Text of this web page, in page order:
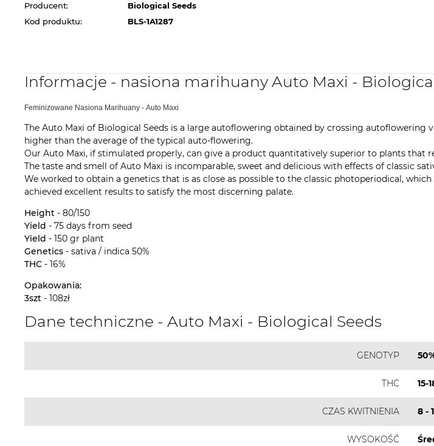
Producent:
Biological Seeds
Kod produktu:
BLS-1A1287
Informacje - nasiona marihuany Auto Maxi -
Feminizowane Nasiona Marihuany - Auto Maxi
The Auto Maxi of Biological Seeds is a large autoflowering obtained by crossing autoflowering
higher than the average of the typical auto-flowering.
Our Auto Maxi, if stimulated properly, can give a product quantitatively superior to plants that
The taste and smell of Auto Maxi is incomparable, sweet and delicious with effects of classic
We worked to obtain a genetics that is as close as possible to the classic photoperiodical,
achieved excellent results to satisfy the most discerning palate.
Height - 80/150
Yield - 75 days from seed
Yield - 150 gr plant
Genetics - sativa / indica 50%
THC - 16%
Opakowania:
3szt - 108zł
Dane techniczne - Auto Maxi - Biological Seeds
GENOTYP
THC 15-
CZAS KWITNIENIA 8 -
WYSOKOŚĆ